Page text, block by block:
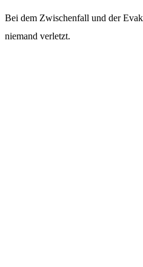
Bei dem Zwischenfall und der
niemand verletzt.